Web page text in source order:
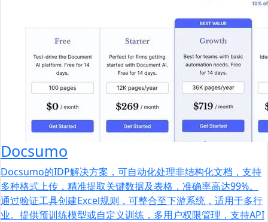
Docsumo
Docsumo的IDP解决方案，可自动化处理非结构化文档，支持
多种格式上传，精准提取关键数据及表格，准确率高达99%。
通过验证工具创建Excel规则，可整合至下游系统，适用于多行
业。提供预训练模型或自定义训练，多用户权限管理，支持API